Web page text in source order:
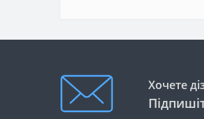
Хочете